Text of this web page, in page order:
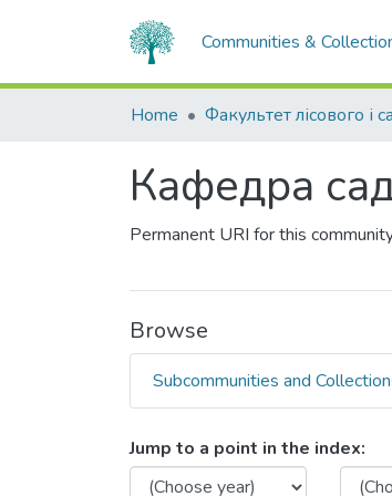
Communities &
Home
Кафедра
Permanent URI for this
Browse
Subcommunities and
Browsing Кафедра
Jump to a point in the index: